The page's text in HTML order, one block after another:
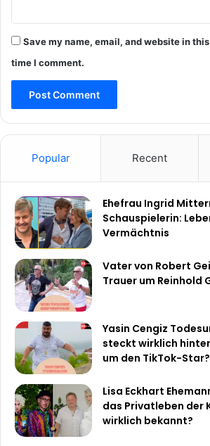
Save my name, email, and website in
time I comment.
Popular Recent
Ehefrau Ingrid
Schauspielerin:
Vermächtnis
Vater von Robert
Trauer um Reinhold
Yasin Cengiz
steckt wirklich
um den TikTok-Star?
Lisa Eckhart
das Privatleben der
wirklich bekannt?